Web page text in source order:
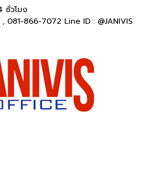
ชั่วโมง
081-866-7072 Line ID : @JANIVIS